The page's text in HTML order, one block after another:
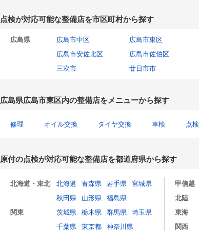
点検が対応可能な整備店を市区町村から探す
広島県 広島市中区 広島市東区
広島市安佐北区
広島市佐伯区
三次市
廿日市市
広島県広島市東区内の整備店をメニューから探す
修理 オイル交換 タイヤ交換 車検 点検
原付の点検が対応可能な整備店を都道府県から探す
北海道・東北 北海道 青森県 岩手県
宮城県
秋田県
山形県
福島県
関東
茨城県 栃木県 群馬県
埼玉県
千葉県
東京都 神奈川県
甲信越
北陸
東海
関西